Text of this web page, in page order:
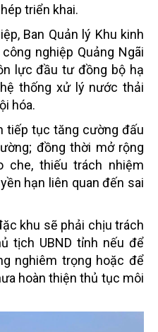
triển khai.
Ban Quản lý Khu kinh
nghiệp Quảng Ngãi
lực đầu tư đồng bộ hạ
thống xử lý nước thải
hóa.
tiếp tục tăng cường đấu
đồng thời mở rộng
che, thiếu trách nhiệm
hạn liên quan đến sai
khu sẽ phải chịu trách
tịch UBND tỉnh nếu để
nghiêm trọng hoặc để
hoàn thiện thủ tục môi